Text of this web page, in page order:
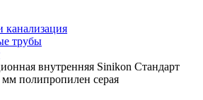
канализация
трубы
внутренняя Sinikon Стандарт
мм полипропилен серая